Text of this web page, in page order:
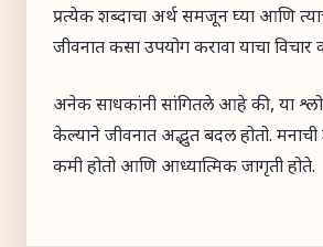
प्रत्येक शब्दाचा अर्थ समजून घ्या आणि
जीवनात कसा उपयोग करावा याचा विचार
अनेक साधकांनी सांगितले आहे की, या
केल्याने जीवनात अद्भुत बदल होतो. मनाची
कमी होतो आणि आध्यात्मिक जागृती होते.